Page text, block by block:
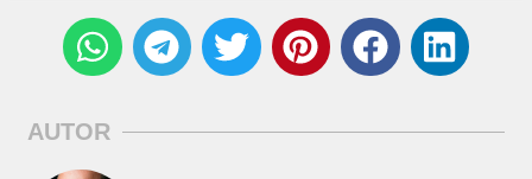
AUTOR